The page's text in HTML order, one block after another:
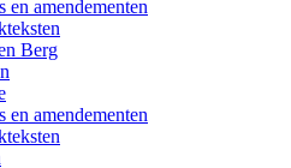
en amendementen
Berg
en amendementen